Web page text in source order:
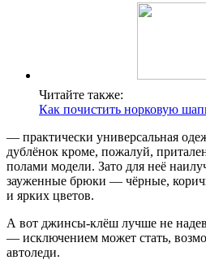
Читайте также:
Как почистить норковую
— практически универсальная
дублёнок кроме, пожалуй,
полами модели. Зато для неё
зауженные брюки — чёрные,
и ярких цветов.
А вот джинсы-клёш лучше не
— исключением может стать,
автоледи.